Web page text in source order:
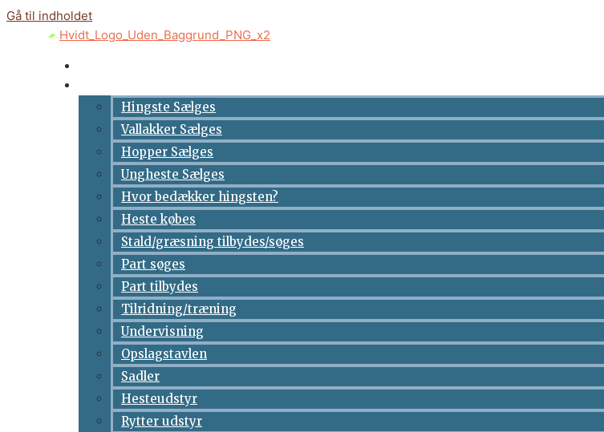
Gå til indholdet
Hingste Sælges
Vallakker Sælges
Hopper Sælges
Ungheste Sælges
Hvor bedækker hingsten?
Heste købes
Stald/græsning tilbydes/søges
Part søges
Part tilbydes
Tilridning/træning
Undervisning
Opslagstavlen
Sadler
Hesteudstyr
Rytter udstyr